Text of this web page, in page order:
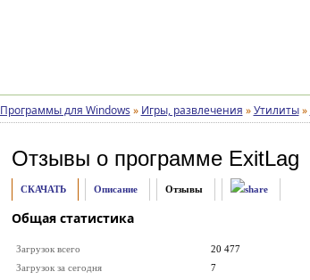
Программы для Windows » Игры, развлечения » Утилиты »
Отзывы о программе ExitLag
СКАЧАТЬ Описание Отзывы
Общая статистика
Загрузок всего
20 477
Загрузок за сегодня
7